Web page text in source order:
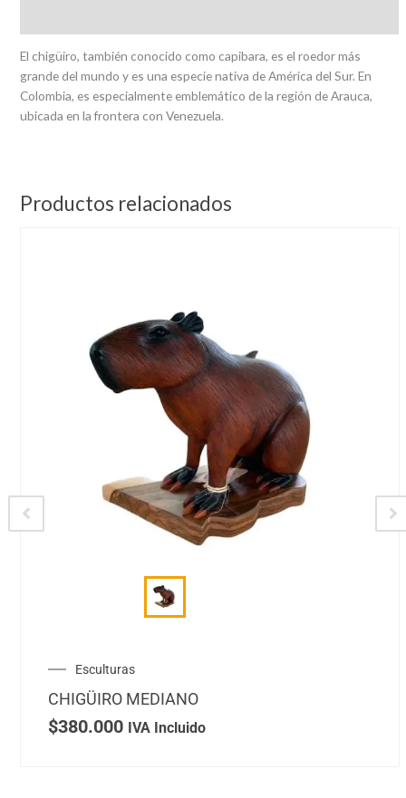
El chigüiro, también conocido como capibara, es el roedor más
grande del mundo y es una especie nativa de América del Sur. En
Colombia, es especialmente emblemático de la región de Arauca,
ubicada en la frontera con Venezuela.
Productos relacionados
Esculturas
CHIGÜIRO MEDIANO
$380.000 IVA Incluido